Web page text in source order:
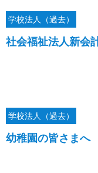
学校法人（過去）
社会福祉法人新会
学校法人（過去）
幼稚園の皆さまへ